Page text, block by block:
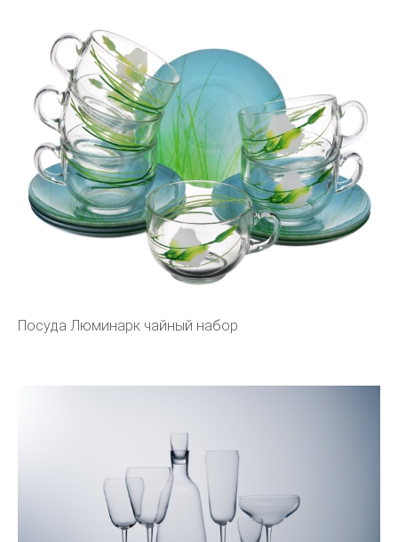
Посуда Люминарк чайный набор